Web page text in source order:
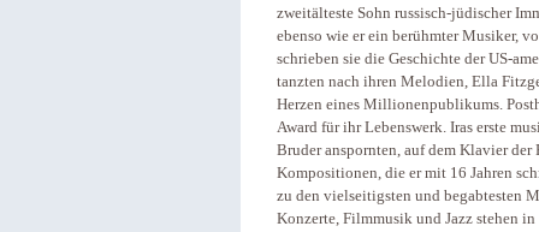
zweitälteste Sohn russisch-jüdischer
ebenso wie er ein berühmter Musiker,
schrieben sie die Geschichte der US-
tanzten nach ihren Melodien, Ella
Herzen eines Millionenpublikums.
Award für ihr Lebenswerk. Iras erste
Bruder anspornten, auf dem Klavier
Kompositionen, die er mit 16 Jahren
zu den vielseitigsten und begabtesten
Konzerte, Filmmusik und Jazz stehen